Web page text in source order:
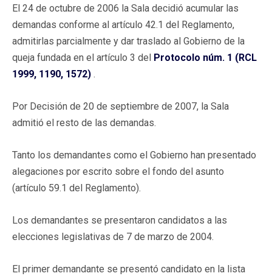
El 24 de octubre de 2006 la Sala decidió acumular las
demandas conforme al artículo 42.1 del Reglamento,
admitirlas parcialmente y dar traslado al Gobierno de la
queja fundada en el artículo 3 del Protocolo núm. 1 (RCL
1999, 1190, 1572) .
Por Decisión de 20 de septiembre de 2007, la Sala
admitió el resto de las demandas.
Tanto los demandantes como el Gobierno han presentado
alegaciones por escrito sobre el fondo del asunto
(artículo 59.1 del Reglamento).
Los demandantes se presentaron candidatos a las
elecciones legislativas de 7 de marzo de 2004.
El primer demandante se presentó candidato en la lista